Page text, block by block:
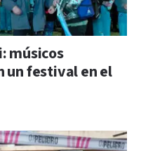
músicos
un festival en el